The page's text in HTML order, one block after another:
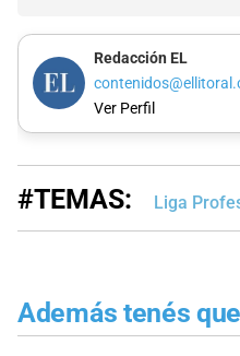
Redacción EL
Ver Perfil
#TEMAS: Liga
Además tenés